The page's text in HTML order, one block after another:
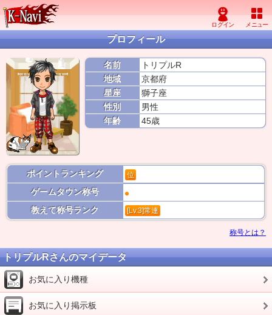
プロフィール
名前
トリプルR
地域
京都府
星座
獅子座
性別
男性
年齢
45歳
ポイントランキング 位
ゲームタウン称号
教えて称号ランク
[Lv.3]常連
称号とは？
トリプルRさんのマイデータ
お気に入り機種
お気に入り掲示板